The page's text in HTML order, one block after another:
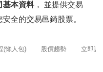
基本資料， 並提供交易
全的交易邑錡股票。
(懶人包) 股價趨勢 立即詢